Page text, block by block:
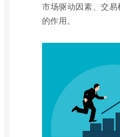
市场驱动因素、交
的作用。